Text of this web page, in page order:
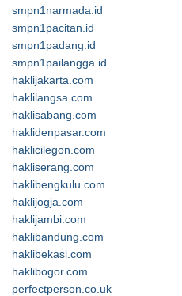
smpn1narmada.id
smpn1pacitan.id
smpn1padang.id
smpn1pailangga.id
haklijakarta.com
haklilangsa.com
haklisabang.com
haklidenpasar.com
haklicilegon.com
hakliserang.com
haklibengkulu.com
haklijogja.com
haklijambi.com
haklibandung.com
haklibekasi.com
haklibogor.com
perfectperson.co.uk